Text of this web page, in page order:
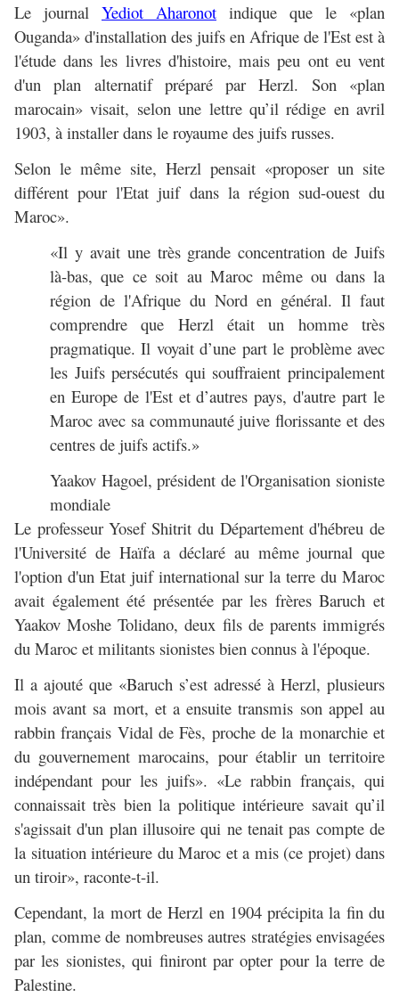
Le journal Yediot Aharonot indique que le «plan
Ouganda» d'installation des juifs en Afrique de l'Est est à
l'étude dans les livres d'histoire, mais peu ont eu vent
d'un plan alternatif préparé par Herzl. Son «plan
marocain» visait, selon une lettre qu’il rédige en avril
1903, à installer dans le royaume des juifs russes.
Selon le même site, Herzl pensait «proposer un site
différent pour l'Etat juif dans la région sud-ouest du
Maroc».
«Il y avait une très grande concentration de Juifs
là-bas, que ce soit au Maroc même ou dans la
région de l'Afrique du Nord en général. Il faut
comprendre que Herzl était un homme très
pragmatique. Il voyait d’une part le problème avec
les Juifs persécutés qui souffraient principalement
en Europe de l'Est et d’autres pays, d'autre part le
Maroc avec sa communauté juive florissante et des
centres de juifs actifs.»
Yaakov Hagoel, président de l'Organisation sioniste
mondiale
Le professeur Yosef Shitrit du Département d'hébreu de
l'Université de Haïfa a déclaré au même journal que
l'option d'un Etat juif international sur la terre du Maroc
avait également été présentée par les frères Baruch et
Yaakov Moshe Tolidano, deux fils de parents immigrés
du Maroc et militants sionistes bien connus à l'époque.
Il a ajouté que «Baruch s’est adressé à Herzl, plusieurs
mois avant sa mort, et a ensuite transmis son appel au
rabbin français Vidal de Fès, proche de la monarchie et
du gouvernement marocains, pour établir un territoire
indépendant pour les juifs». «Le rabbin français, qui
connaissait très bien la politique intérieure savait qu’il
s'agissait d'un plan illusoire qui ne tenait pas compte de
la situation intérieure du Maroc et a mis (ce projet) dans
un tiroir», raconte-t-il.
Cependant, la mort de Herzl en 1904 précipita la fin du
plan, comme de nombreuses autres stratégies envisagées
par les sionistes, qui finiront par opter pour la terre de
Palestine.